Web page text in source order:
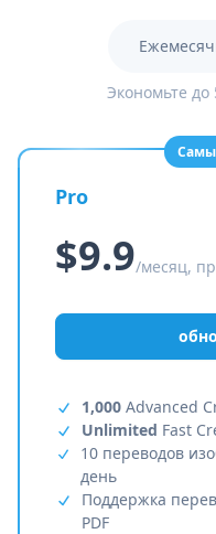
Экономьте
Pro
$9.9/месяц,
1,000 Advanced
Unlimited Fast
10 переводов
день
Поддержка
PDF